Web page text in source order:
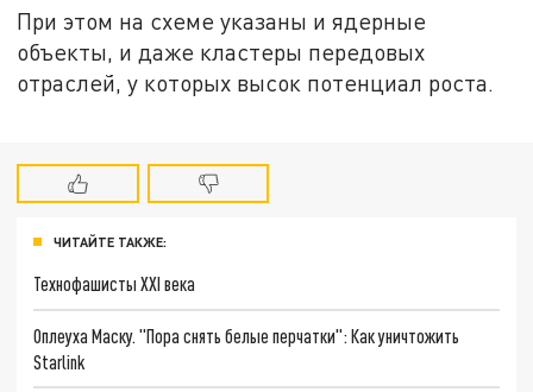
При этом на схеме указаны и ядерные
объекты, и даже кластеры передовых
отраслей, у которых высок потенциал роста.
ЧИТАЙТЕ ТАКЖЕ:
Технофашисты XXI века
Оплеуха Маску. "Пора снять белые перчатки": Как уничтожить
Starlink